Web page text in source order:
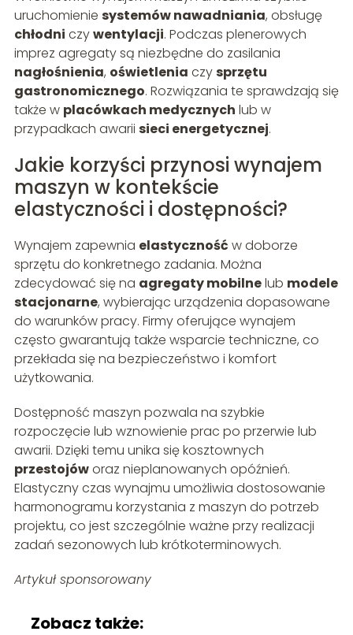
uruchomienie systemów nawadniania, obsługę
chłodni czywentylacji. Podczas plenerowych
imprez agregaty są niezbędne do zasilania
nagłośnienia, oświetlenia czysprzętu
gastronomicznego. Rozwiązania te sprawdzają się
także w placówkach medycznych lub w
przypadkach awarii sieci energetycznej.
Jakie korzyści przynosi wynajem
maszyn w kontekście
elastyczności i dostępności?
Wynajem zapewnia elastyczność w doborze
sprzętu do konkretnego zadania. Można
zdecydować się na agregaty mobilnelub modele
stacjonarne, wybierając urządzenia dopasowane
do warunków pracy. Firmy oferujące wynajem
często gwarantują także wsparcie techniczne, co
przekłada się na bezpieczeństwo i komfort
użytkowania.
Dostępność maszyn pozwala na szybkie
rozpoczęcie lub wznowienie prac po przerwie lub
awarii. Dzięki temu unika się kosztownych
przestojóworaz nieplanowanych opóźnień.
Elastyczny czas wynajmu umożliwia dostosowanie
harmonogramu korzystania z maszyn do potrzeb
projektu, co jest szczególnie ważne przy realizacji
zadań sezonowych lub krótkoterminowych.
Artykuł sponsorowany
Zobacz także: